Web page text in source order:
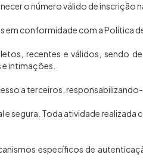
o número válido de inscrição
conformidade com a Política
recentes e válidos, sendo
intimações.
a terceiros,
segura. Toda atividade
específicos de